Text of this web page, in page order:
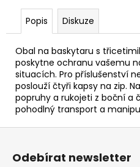
Popis Diskuze
Obal na baskytaru s
poskytne ochranu vašemu
situacích. Pro příslušenství
poslouží čtyři kapsy na zip.
popruhy a rukojeti z boční a
pohodlný transport a
PÍSNIČKA
180
Kč
Z
Odebírat newsletter